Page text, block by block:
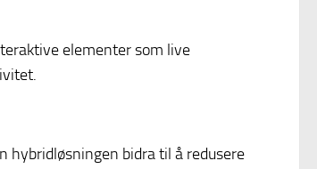
elementer som live
hybridløsningen bidra til å redusere